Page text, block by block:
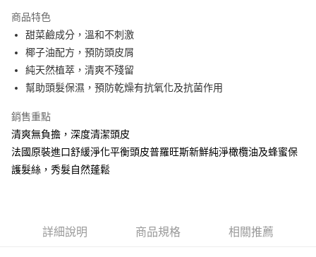
Apple Pay
悠遊付
全盈+PAY
運送方式
全家取貨付款
每筆NT$60，滿NT$599(含以上)免運費
7-11取貨付款
商品特色
甜菜鹼成分，溫和不刺激
椰子油配方，預防頭皮屑
純天然植萃，清爽不殘留
幫助頭髮保濕，預防乾燥有抗氧化及抗菌作用
銷售重點
清爽無負擔，深度清潔頭皮
法國原裝進口舒緩淨化平衡頭皮普羅旺斯新鮮純淨橄欖油及蜂蜜保
護髮絲，秀髮自然蓬鬆
詳細說明 商品規格 相關推薦